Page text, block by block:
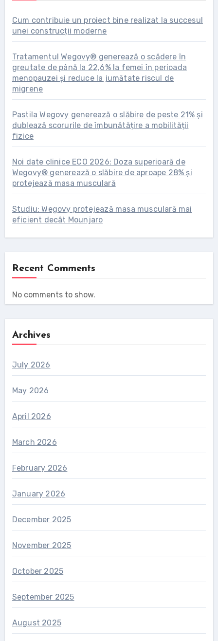
Cum contribuie un proiect bine realizat la succesul
unei construcții moderne
Tratamentul Wegovy® generează o scădere în
greutate de până la 22,6% la femei în perioada
menopauzei și reduce la jumătate riscul de
migrene
Pastila Wegovy generează o slăbire de peste 21% și
dublează scorurile de îmbunătățire a mobilității
fizice
Noi date clinice ECO 2026: Doza superioară de
Wegovy® generează o slăbire de aproape 28% și
protejează masa musculară
Studiu: Wegovy protejează masa musculară mai
eficient decât Mounjaro
Recent Comments
No comments to show.
Archives
July 2026
May 2026
April 2026
March 2026
February 2026
January 2026
December 2025
November 2025
October 2025
September 2025
August 2025